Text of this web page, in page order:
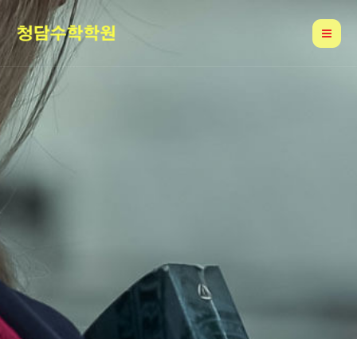
텐
츠
로
건
너
뛰
기